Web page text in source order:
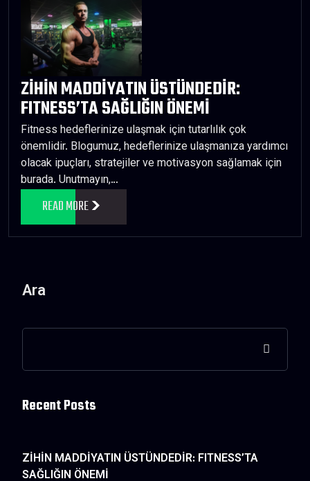
ZİHİN MADDİYATIN ÜSTÜNDEDİR:
FITNESS’TA SAĞLIĞIN ÖNEMİ
Fitness hedeflerinize ulaşmak için tutarlılık çok
önemlidir. Blogumuz, hedeflerinize ulaşmanıza yardımcı
olacak ipuçları, stratejiler ve motivasyon sağlamak için
burada. Unutmayın,…
READ MORE
Ara
Recent Posts
ZİHİN MADDİYATIN ÜSTÜNDEDİR: FITNESS’TA
SAĞLIĞIN ÖNEMİ